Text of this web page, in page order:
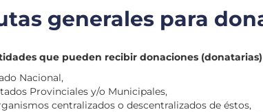
generales para
que pueden recibir donaciones
Nacional,
Provinciales y/o Municipales,
centralizados o descentralizados de éstos,